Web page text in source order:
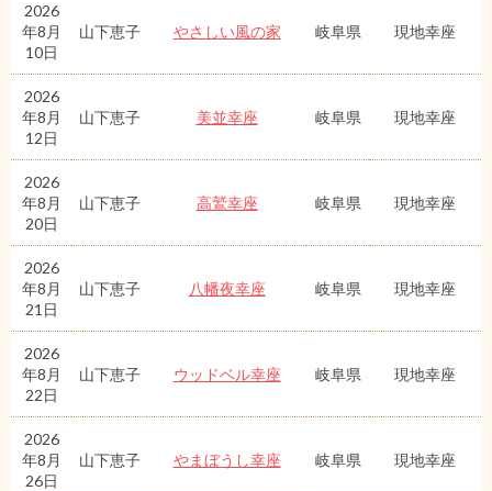
2026
年8月
10日
山下恵子 やさしい風の家 岐阜県 現地幸座
2026
年8月
12日
山下恵子 美並幸座 岐阜県 現地幸座
2026
年8月
20日
山下恵子 高鷲幸座 岐阜県 現地幸座
2026
年8月
21日
山下恵子 八幡夜幸座 岐阜県 現地幸座
2026
年8月
22日
山下恵子 ウッドベル幸座 岐阜県 現地幸座
2026
年8月
26日
山下恵子 やまぼうし幸座 岐阜県 現地幸座